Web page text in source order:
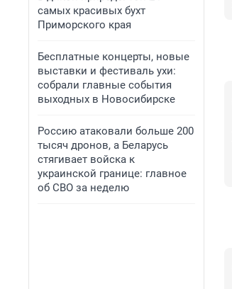
самых красивых бухт
Приморского края
Бесплатные концерты, новые
выставки и фестиваль ухи:
собрали главные события
выходных в Новосибирске
Россию атаковали больше 200
тысяч дронов, а Беларусь
стягивает войска к
украинской границе: главное
об СВО за неделю